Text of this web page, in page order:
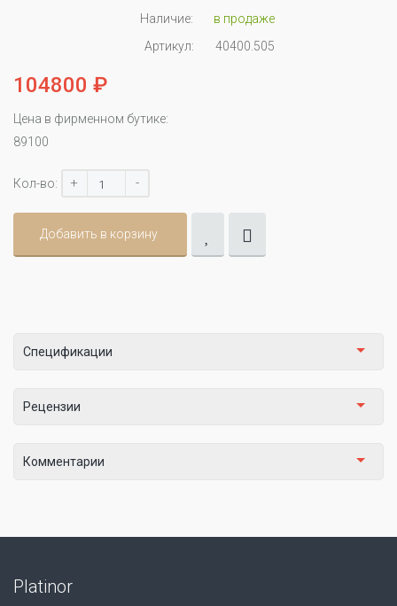
Наличие:
в продаже
Артикул:
40400.505
104800 ₽
Цена в фирменном бутике:
89100
Кол-во: + -
Добавить в корзину
Спецификации
Рецензии
Комментарии
Platinor